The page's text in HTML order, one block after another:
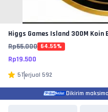
Higgs Games Island 300M Koin
Rp55.000 64.55%
Rp19.500
5Terjual 592
Dikirim